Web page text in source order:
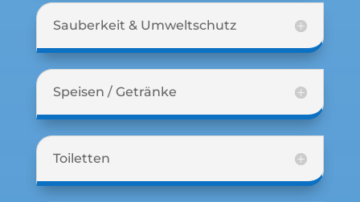
Sauberkeit & Umweltschutz
Speisen / Getränke
Toiletten